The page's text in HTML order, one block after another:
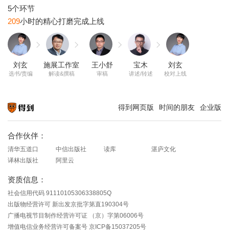
209
刘玄
选书/责编
施展工作室
解读&撰稿
王小舒
审稿
宝木
讲述/转述
刘玄
校对上线
得到网页版 时间的朋友 企业版
合作伙伴：
清华五道口 中信出版社 读库
湛庐文化
译林出版社
阿里云
资质信息：
社会信用代码 91110105306338805Q
出版物经营许可 新出发京批字第直190304号
广播电视节目制作经营许可证 （京）字第06006号
增值电信业务经营许可备案号 京ICP备15037205号